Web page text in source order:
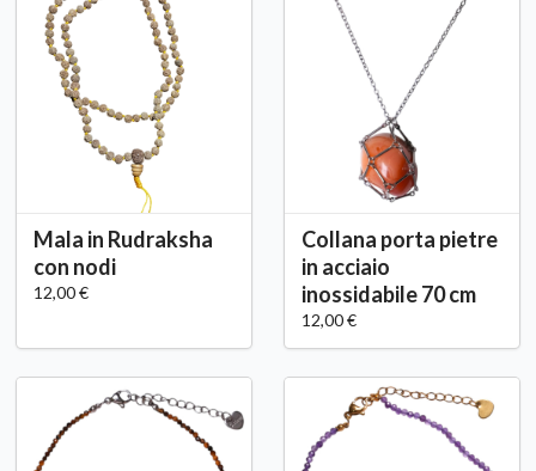
Mala in Rudraksha
con nodi
12,00 €
Collana porta pietre
in acciaio
inossidabile 70 cm
12,00 €